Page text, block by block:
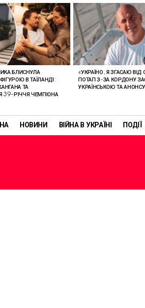
НОВИНИ ВІЙНА В УКРАЇНІ ПОДІЇ
БЛИСНУЛА
В ТАЇЛАНДІ:
ТА
39-РІЧЧЯ ЧЕМПІОНА
«УКРАЇНО, Я ЗГАСАЮ ВІД
ПОТАП З-ЗА КОРДОНУ
УКРАЇНСЬКОЮ ТА